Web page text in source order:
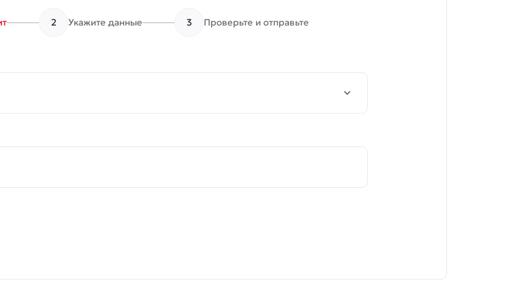
2 Укажите данные 3 Проверьте и отправьте